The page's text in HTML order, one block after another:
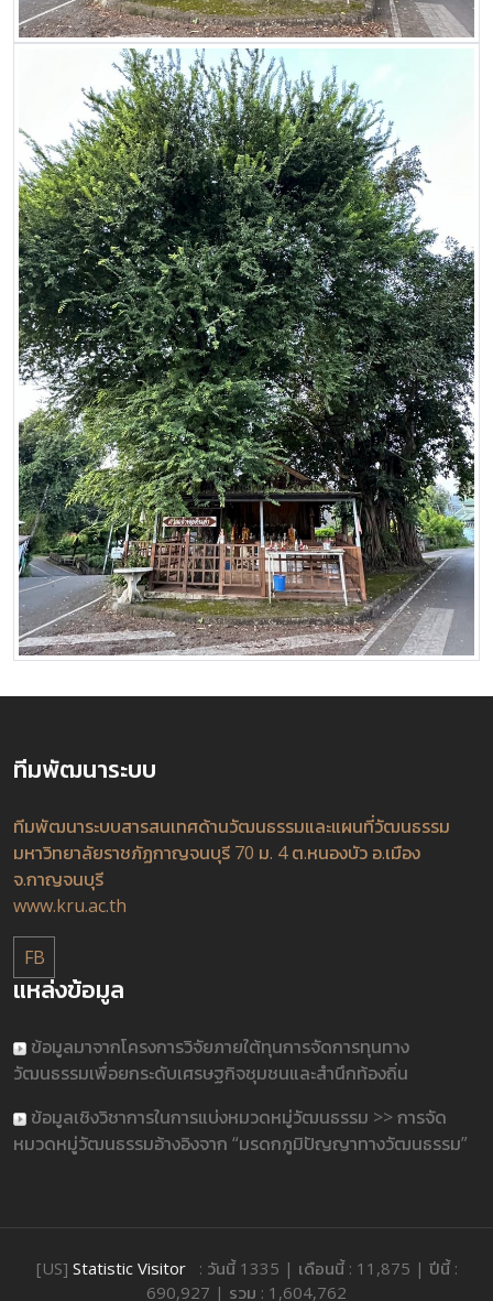
ทีมพัฒนาระบบ
ทีมพัฒนาระบบสารสนเทศด้านวัฒนธรรมและแผนที่วัฒนธรรม
มหาวิทยาลัยราชภัฏกาญจนบุรี 70 ม. 4 ต.หนองบัว อ.เมือง
จ.กาญจนบุรี
www.kru.ac.th
FB
แหล่งข้อมูล
ข้อมูลมาจากโครงการวิจัยภายใต้ทุนการจัดการทุนทาง
วัฒนธรรมเพื่อยกระดับเศรษฐกิจชุมชนและสำนึกท้องถิ่น
ข้อมูลเชิงวิชาการในการแบ่งหมวดหมู่วัฒนธรรม >> การจัด
หมวดหมู่วัฒนธรรมอ้างอิงจาก “มรดกภูมิปัญญาทางวัฒนธรรม”
[US] Statistic Visitor: วันนี้ 1335 | เดือนนี้ : 11,875 | ปีนี้ :
690,927 | รวม : 1,604,762